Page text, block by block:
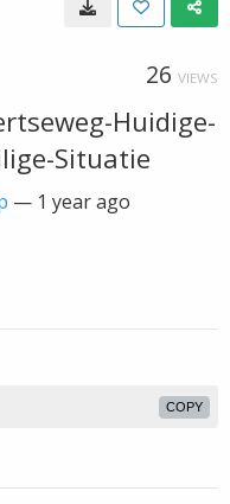
26 VIEWS
Huidige-
Situatie
— 1 year ago
COPY